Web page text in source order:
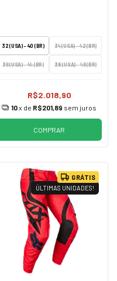
32 (USA) - 40 (BR) 34 (USA) - 42 (BR)
36 (USA) - 44 (BR) 38 (USA) - 46 (BR)
R$2.018,90
10x de R$201,89 sem juros
COMPRAR
ÚLTIMAS UNIDADES!
GRÁTIS